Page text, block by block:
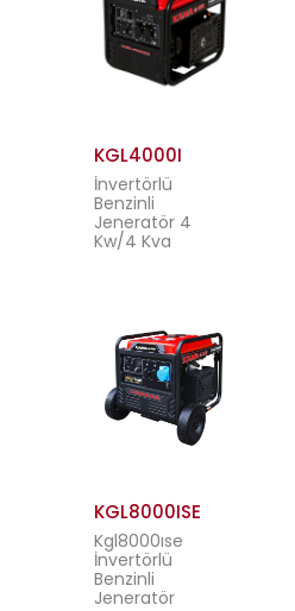
KGL4000I
İnvertörlü
Benzinli
Jeneratör 4
Kw/4 Kva
KGL8000ISE
Kgl8000ıse
İnvertörlü
Benzinli
Jeneratör